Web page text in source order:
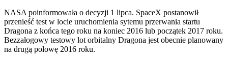
NASA poinformowała o decyzji 1 lipca. SpaceX postanowił
przenieść test w locie uruchomienia sytemu przerwania startu
Dragona z końca tego roku na koniec 2016 lub początek 2017 roku.
Bezzałogowy testowy lot orbitalny Dragona jest obecnie planowany
na drugą połowę 2016 roku.